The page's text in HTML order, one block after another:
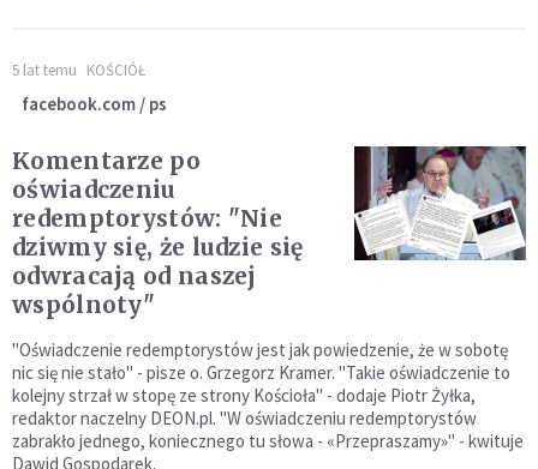
5 lat temu KOŚCIÓŁ
facebook.com / ps
Komentarze po
oświadczeniu
redemptorystów: "Nie
dziwmy się, że ludzie się
odwracają od naszej
wspólnoty"
"Oświadczenie redemptorystów jest jak powiedzenie, że w sobotę
nic się nie stało" - pisze o. Grzegorz Kramer. "Takie oświadczenie to
kolejny strzał w stopę ze strony Kościoła" - dodaje Piotr Żyłka,
redaktor naczelny DEON.pl. "W oświadczeniu redemptorystów
zabrakło jednego, koniecznego tu słowa - «Przepraszamy»" - kwituje
Dawid Gospodarek.